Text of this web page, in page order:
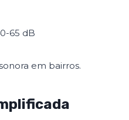
65 dB
em bairros.